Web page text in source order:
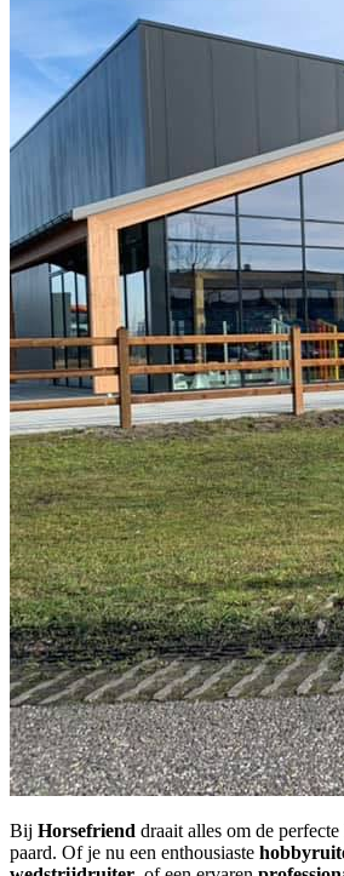
Bij Horsefriend draait alles om de
paard. Of je nu een enthousiaste